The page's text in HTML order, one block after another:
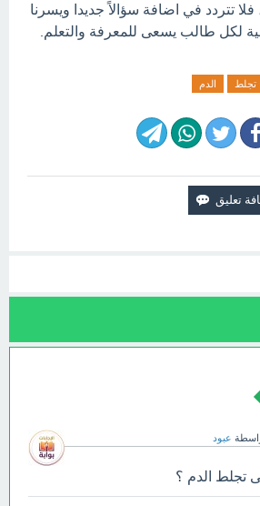
تتردد في اضافة سؤالاً جديدا ويسرنا
لكل طالب يسعى للمعرفة والتعلم.
تجلط الدم
عبود
تجلط الدم ؟